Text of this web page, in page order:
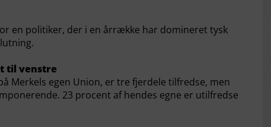
en politiker, der i en årrække har domineret tysk
til venstre
Merkels egen Union, er tre fjerdele tilfredse, men
23 procent af hendes egne er utilfredse